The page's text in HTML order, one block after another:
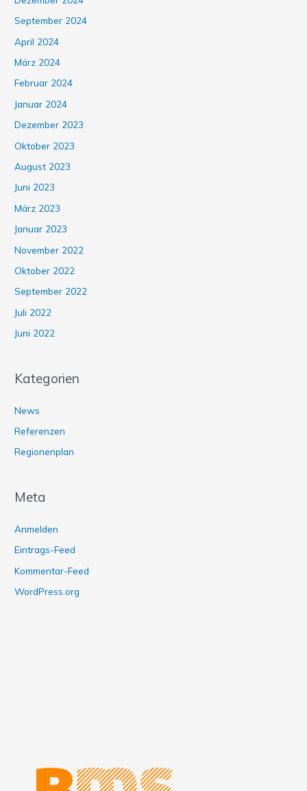
September 2024
April 2024
März 2024
Februar 2024
Januar 2024
Dezember 2023
Oktober 2023
August 2023
Juni 2023
März 2023
Januar 2023
November 2022
Oktober 2022
September 2022
Juli 2022
Juni 2022
Kategorien
News
Referenzen
Regionenplan
Meta
Anmelden
Eintrags-Feed
Kommentar-Feed
WordPress.org